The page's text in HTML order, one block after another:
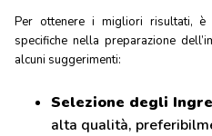
Per ottenere i migliori risultati, è
specifiche nella preparazione
alcuni suggerimenti:
Selezione degli
alta qualità,